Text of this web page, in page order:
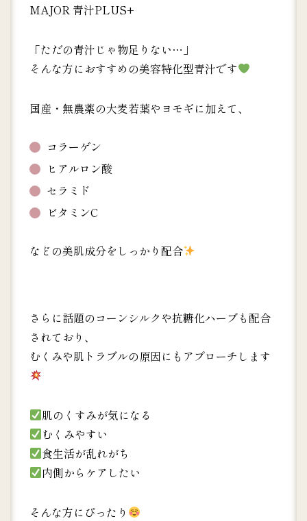
MAJOR 青汁PLUS+
「ただの青汁じゃ物足りない…」
そんな方におすすめの美容特化型青汁です
国産・無農薬の大麦若葉やヨモギに加えて、
コラーゲン
ヒアルロン酸
セラミド
ビタミンC
などの美肌成分をしっかり配合
さらに話題のコーンシルクや抗糖化ハーブも配合
されており、
むくみや肌トラブルの原因にもアプローチします
肌のくすみが気になる
むくみやすい
食生活が乱れがち
内側からケアしたい
そんな方にぴったり